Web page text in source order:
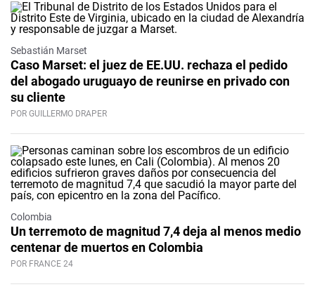
Sebastián Marset
Caso Marset: el juez de EE.UU. rechaza el pedido
del abogado uruguayo de reunirse en privado con
su cliente
POR GUILLERMO DRAPER
Colombia
Un terremoto de magnitud 7,4 deja al menos medio
centenar de muertos en Colombia
POR FRANCE 24